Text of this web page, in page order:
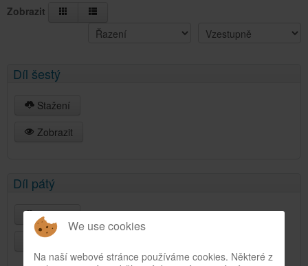
Zobrazit
Díl šestý
Stažení
Zobrazit
Díl pátý
Stažení
Zobrazit
We use cookies
Na naší webové stránce používáme cookies. Některé z